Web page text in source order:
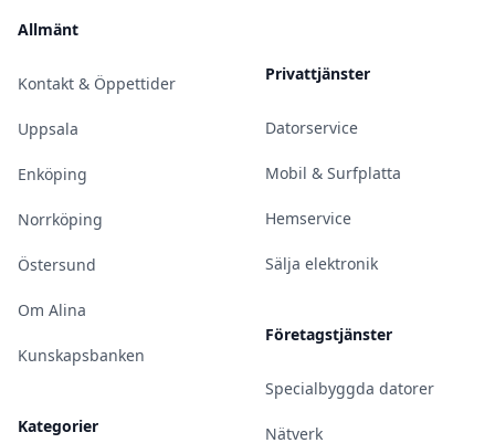
Allmänt
Kontakt & Öppettider
Uppsala
Enköping
Norrköping
Östersund
Om Alina
Kunskapsbanken
Kategorier
Privattjänster
Datorservice
Mobil & Surfplatta
Hemservice
Sälja elektronik
Företagstjänster
Specialbyggda datorer
Nätverk